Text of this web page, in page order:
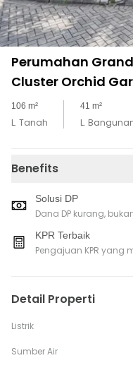
Perumahan
Cluster Orchid
106 m²
L. Tanah
41 m²
L.
Benefits
Solusi DP
Dana DP kurang,
KPR Terbaik
Pengajuan KPR yang
Detail Properti
Listrik
Sumber Air